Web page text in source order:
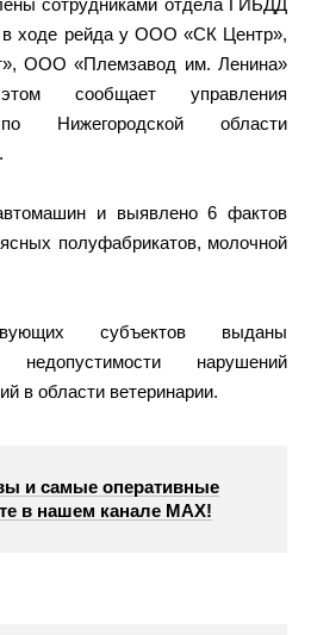
сотрудниками отдела ГИБДД
ходе рейда у ООО «СК Центр»,
ООО «Племзавод им. Ленина»
сообщает управления
по Нижегородской области
и выявлено 6 фактов
полуфабрикатов, молочной
субъектов выданы
нарушений
в области ветеринарии.
и самые оперативные
в нашем канале МАХ!